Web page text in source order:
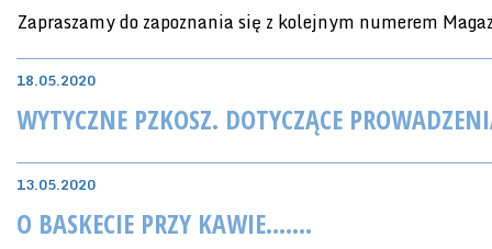
Zapraszamy do zapoznania się z kolejnym numerem
18.05.2020
WYTYCZNE PZKOSZ. DOTYCZĄCE
13.05.2020
O BASKECIE PRZY KAWIE.......